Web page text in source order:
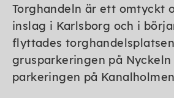
Torghandeln är ett omtyckt
inslag i Karlsborg och i
flyttades
grusparkeringen på Nyckeln
parkeringen på